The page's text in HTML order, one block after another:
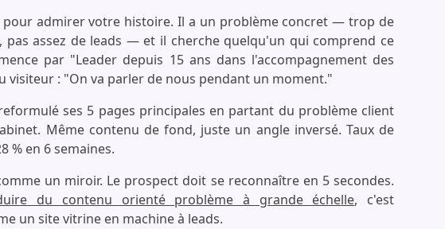
pour admirer votre histoire. Il a un problème concret — trop de
assez de leads — et il cherche quelqu'un qui comprend ce
par "Leader depuis 15 ans dans l'accompagnement des
visiteur : "On va parler de nous pendant un moment."
ses 5 pages principales en partant du problème client
Même contenu de fond, juste un angle inversé. Taux de
% en 6 semaines.
un miroir. Le prospect doit se reconnaître en 5 secondes.
du contenu orienté problème à grande échelle, c'est
un site vitrine en machine à leads.